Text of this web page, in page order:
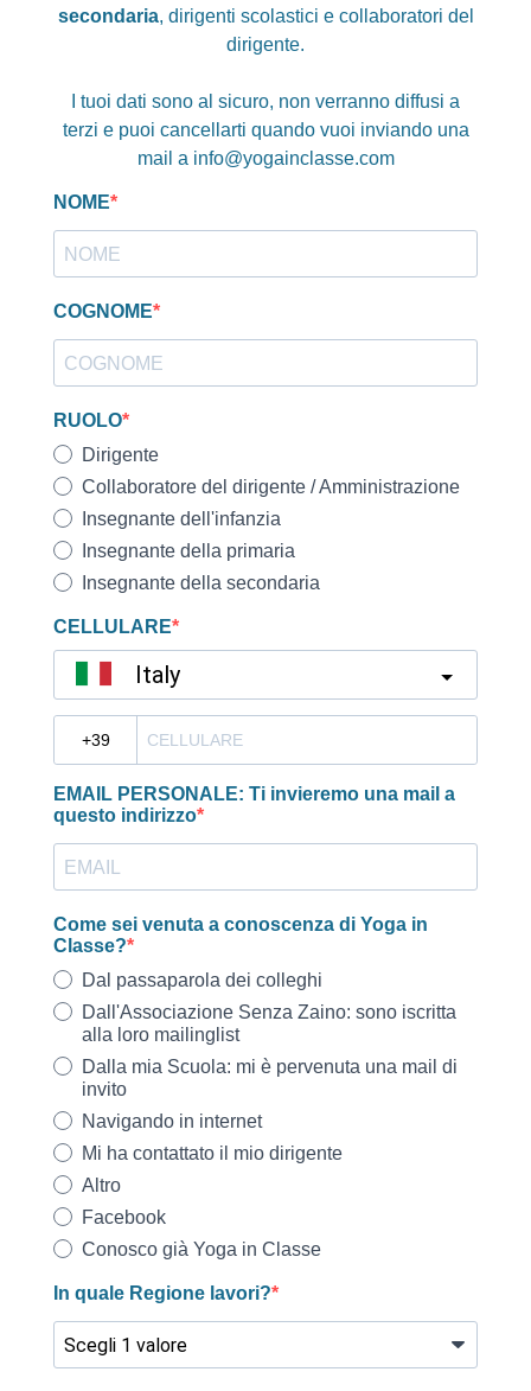
secondaria, dirigenti scolastici e collaboratori del
dirigente.
I tuoi dati sono al sicuro, non verranno diffusi a
terzi e puoi cancellarti quando vuoi inviando una
mail a info@yogainclasse.com
NOME
COGNOME
RUOLO
Dirigente
Collaboratore del dirigente / Amministrazione
Insegnante dell'infanzia
Insegnante della primaria
Insegnante della secondaria
CELLULARE
Italy
EMAIL PERSONALE: Ti invieremo una mail a
questo indirizzo
Come sei venuta a conoscenza di Yoga in
Classe?
Dal passaparola dei colleghi
Dall'Associazione Senza Zaino: sono iscritta
alla loro mailinglist
Dalla mia Scuola: mi è pervenuta una mail di
invito
Navigando in internet
Mi ha contattato il mio dirigente
Altro
Facebook
Conosco già Yoga in Classe
In quale Regione lavori?